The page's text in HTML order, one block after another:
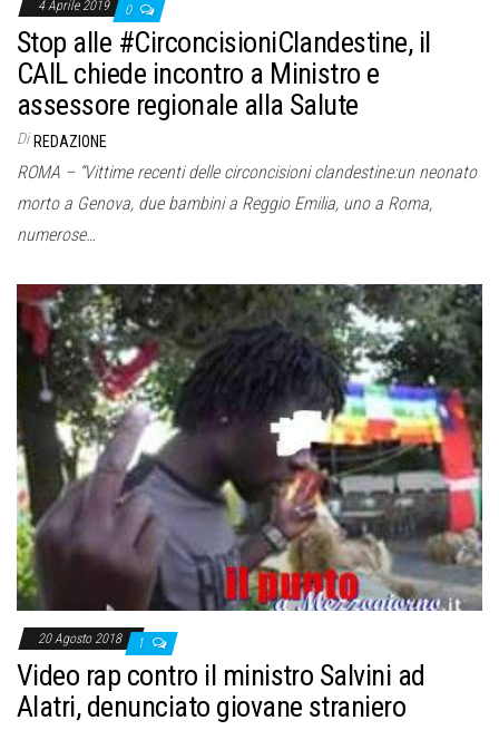
4 Aprile 2019 0
Stop alle #CirconcisioniClandestine, il
CAIL chiede incontro a Ministro e
assessore regionale alla Salute
Di REDAZIONE
ROMA – “Vittime recenti delle circoncisioni clandestine:un neonato
morto a Genova, due bambini a Reggio Emilia, uno a Roma,
numerose…
20 Agosto 2018 1
Video rap contro il ministro Salvini ad
Alatri, denunciato giovane straniero